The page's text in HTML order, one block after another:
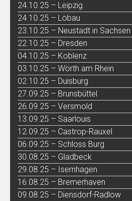
24.10.25 – Leipzig
24.10.25 – Löbau
23.10.25 – Neustadt in Sachsen
22.10.25 – Dresden
04.10.25 – Koblenz
03.10.25 – Wörth am Rhein
02.10.25 – Duisburg
27.09.25 – Brunsbüttel
26.09.25 – Versmold
13.09.25 – Saarlouis
12.09.25 – Castrop-Rauxel
06.09.25 – Schloss Burg
30.08.25 – Gladbeck
29.08.25 – Isernhagen
16.08.25 – Bremerhaven
09.08.25 – Diensdorf-Radlow